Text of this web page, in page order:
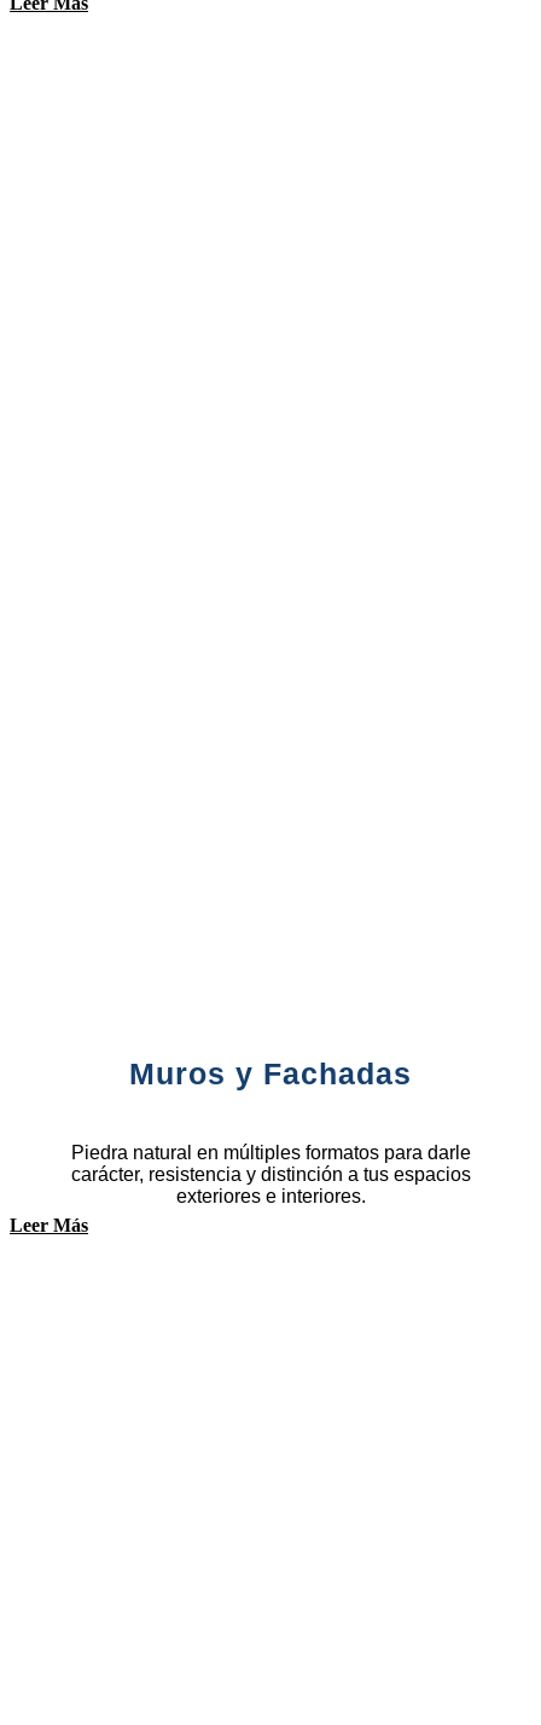
Muros y Fachadas
Piedra natural en múltiples formatos para darle
carácter, resistencia y distinción a tus espacios
exteriores e interiores.
Leer Más